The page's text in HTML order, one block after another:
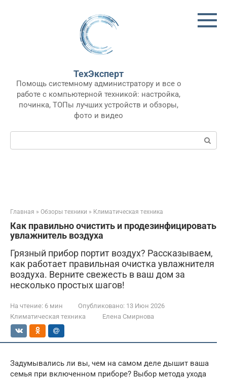
ТехЭксперт
Помощь системному администратору и все о
работе с компьютерной техникой: настройка,
починка, ТОПы лучших устройств и обзоры,
фото и видео
Поиск:
Главная » Обзоры техники » Климатическая техника
Как правильно очистить и продезинфицировать
увлажнитель воздуха
Грязный прибор портит воздух? Рассказываем,
как работает правильная очистка увлажнителя
воздуха. Верните свежесть в ваш дом за
несколько простых шагов!
На чтение: 6 мин Опубликовано: 13 Июн 2026
Климатическая техника
Елена Смирнова
Задумывались ли вы, чем на самом деле дышит ваша
семья при включенном приборе? Выбор метода ухода